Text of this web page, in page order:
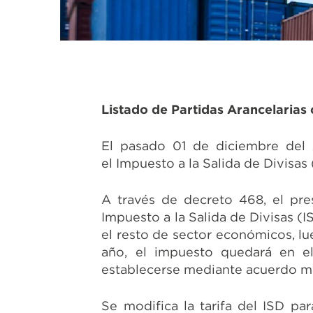
Listado de Partidas Arancelarias
El pasado 01 de diciembre
el Impuesto a la Salida de
A través de decreto 468, el
Impuesto a la Salida de Divisas
el resto de sector económicos,
año, el impuesto quedará en
establecerse mediante acuerdo
Se modifica la tarifa del ISD